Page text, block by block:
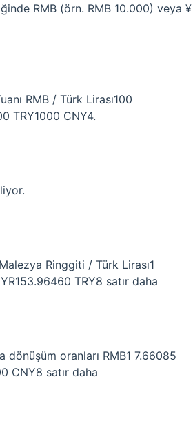
RMB (örn. RMB 10.000) veya ¥
RMB / Türk Lirası100
TRY1000 CNY4.
Ringgiti / Türk Lirası1
TRY8 satır daha
dönüşüm oranları RMB1 7.66085
CNY8 satır daha